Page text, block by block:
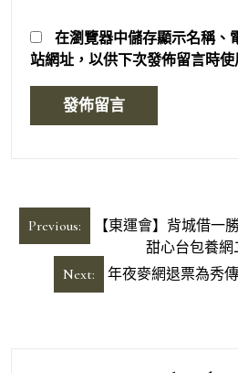
在瀏覽器中儲存顯示名稱、
站網址，以供下次發佈留言時使
文
章
Previous:
【東運會】背城借一
甜心台包養網
Next:
年夜麥網退票為秀